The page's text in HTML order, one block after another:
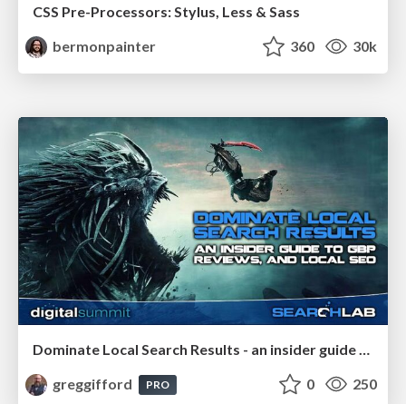
CSS Pre-Processors: Stylus, Less & Sass
bermonpainter
360 30k
Dominate Local Search Results - an insider guide to GBP, reviews, and Local SEO
greggifford
PRO 0 250